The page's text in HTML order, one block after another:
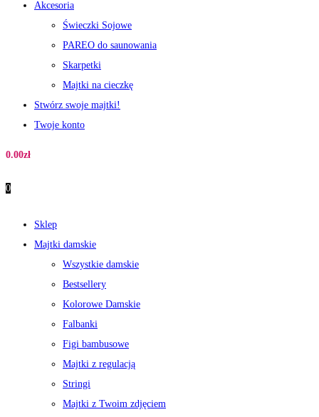
Akcesoria
Świeczki Sojowe
PAREO do saunowania
Skarpetki
Majtki na cieczkę
Stwórz swoje majtki!
Twoje konto
0.00zł
0
Sklep
Majtki damskie
Wszystkie damskie
Bestsellery
Kolorowe Damskie
Falbanki
Figi bambusowe
Majtki z regulacją
Stringi
Majtki z Twoim zdjęciem